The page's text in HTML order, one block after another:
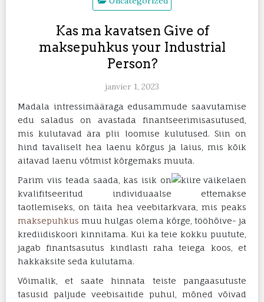
Kas ma kavatsen Give of
maksepuhkus your Industrial
Person?
janvier 1, 2023
Madala intressimääraga edusammude saavutamise
edu saladus on avastada finantseerimisasutused,
mis kulutavad ära plii loomise kulutused. Siin on
hind tavaliselt hea laenu kõrgus ja laius, mis kõik
aitavad laenu võtmist kõrgemaks muuta.
Parim viis teada saada, kas isik on
kvalifitseeritud individuaalse ettemakse
taotlemiseks, on täita hea veebitarkvara, mis peaks
maksepuhkus muu hulgas olema kõrge, tööhõive- ja
krediidiskoori kinnitama. Kui ka teie kokku puutute,
jagab finantsasutus kindlasti raha teiega koos, et
hakkaksite seda kulutama.
Võimalik, et saate hinnata teiste pangaasutuste
tasusid paljude veebisaitide puhul, mõned võivad